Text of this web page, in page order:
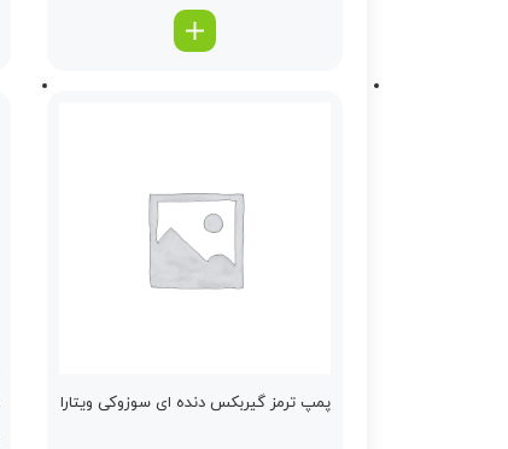
پمپ ترمز گیربكس دنده ای سوزوکی ویتارا